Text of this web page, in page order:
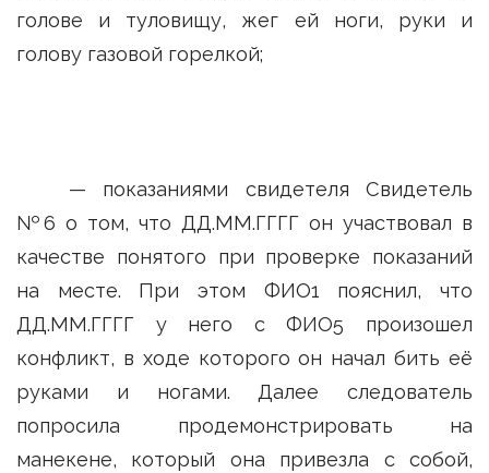
голове и туловищу, жег ей ноги, руки и
голову газовой горелкой;
— показаниями свидетеля Свидетель
№6 о том, что ДД.ММ.ГГГГ он участвовал в
качестве понятого при проверке показаний
на месте. При этом ФИО1 пояснил, что
ДД.ММ.ГГГГ у него с ФИО5 произошел
конфликт, в ходе которого он начал бить её
руками и ногами. Далее следователь
попросила продемонстрировать на
манекене, который она привезла с собой,